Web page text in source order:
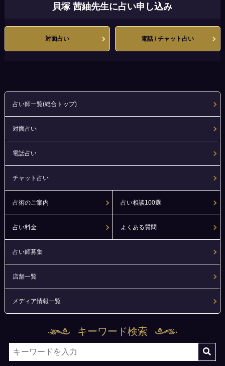
貝塚 茜紬先生に占い申し込み
対面占い 電話 / チャット占い
占い師一覧(総合トップ)
対面占い
電話占い
チャット占い
占術のご案内 占い相談100選
占い料金 よくある質問
占い師募集
店舗一覧
メディア情報一覧
キーワード検索